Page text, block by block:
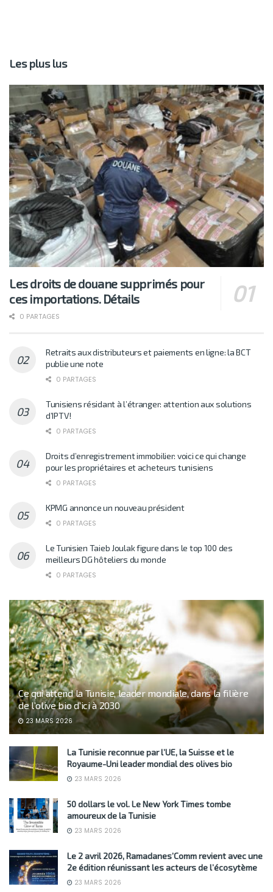
Les plus lus
Les droits de douane supprimés pour
ces importations. Détails
0 PARTAGES
Retraits aux distributeurs et paiements en ligne: la BCT
publie une note
0 PARTAGES
Tunisiens résidant à l’étranger: attention aux solutions
d’IPTV!
0 PARTAGES
Droits d’enregistrement immobilier: voici ce qui change
pour les propriétaires et acheteurs tunisiens
0 PARTAGES
KPMG annonce un nouveau président
0 PARTAGES
Le Tunisien Taieb Joulak figure dans le top 100 des
meilleurs DG hôteliers du monde
0 PARTAGES
Ce qui attend la Tunisie, leader mondiale, dans la filière
de l’olive bio d’ici à 2030
23 MARS 2026
La Tunisie reconnue par l’UE, la Suisse et le
Royaume-Uni leader mondial des olives bio
23 MARS 2026
50 dollars le vol. Le New York Times tombe
amoureux de la Tunisie
23 MARS 2026
Le 2 avril 2026, Ramadanes’Comm revient avec une
2e édition réunissant les acteurs de l’écosytème
23 MARS 2026